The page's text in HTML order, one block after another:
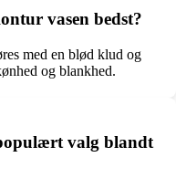
vasen bedst?
med en blød klud og
og blankhed.
valg blandt